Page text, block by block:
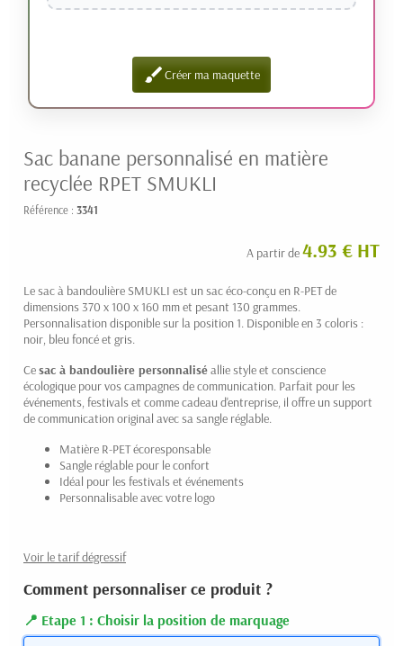
brushCréer ma maquette
Sac banane personnalisé en matière
recyclée RPET SMUKLI
Référence : 3341
A partir de4.93 € HT
Le sac à bandoulière SMUKLI est un sac éco-conçu en R-PET de
dimensions 370 x 100 x 160 mm et pesant 130 grammes.
Personnalisation disponible sur la position 1. Disponible en 3 coloris :
noir, bleu foncé et gris.
Cesac à bandoulière personnaliséallie style et conscience
écologique pour vos campagnes de communication. Parfait pour les
événements, festivals et comme cadeau d'entreprise, il offre un support
de communication original avec sa sangle réglable.
Matière R-PET écoresponsable
Sangle réglable pour le confort
Idéal pour les festivals et événements
Personnalisable avec votre logo
Voir le tarif dégressif
Comment personnaliser ce produit ?
Etape 1 : Choisir la position de marquage